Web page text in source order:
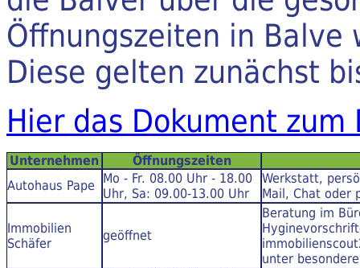
Öffnungszeiten in Balve
Diese gelten zunächst
Hier das Dokument zum
Unternehmen
Öffnungszeiten
Autohaus Pape
Mo - Fr. 08.00 Uhr - 18.00
Uhr, Sa: 09.00-13.00 Uhr
Werkstatt,
Mail, Chat oder
Immobilien
Schäfer
geöffnet
Beratung im
unter